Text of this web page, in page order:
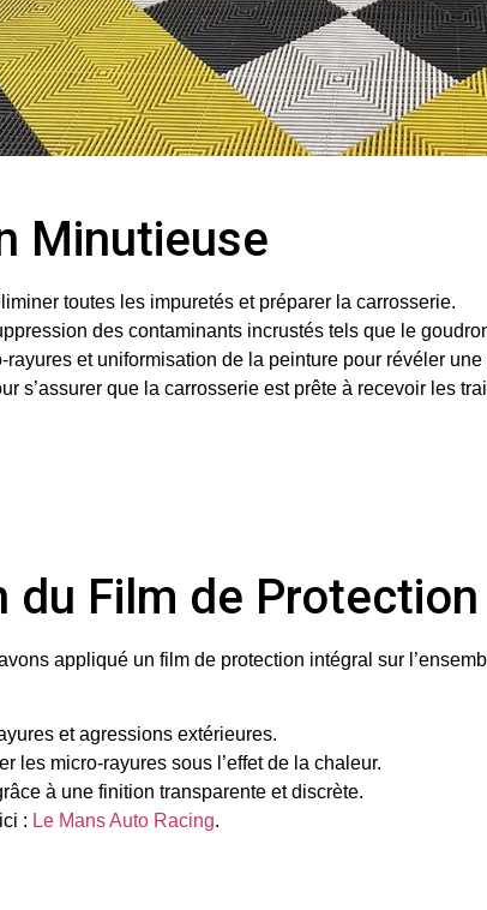
Minutieuse
toutes les impuretés et préparer la carrosserie.
des contaminants incrustés tels que le
rayures et uniformisation de la peinture pour révéler une
s’assurer que la carrosserie est prête à recevoir les
du Film de
appliqué un film de protection intégral sur
et agressions extérieures.
les micro-rayures sous l’effet de la chaleur.
à une finition transparente et discrète.
: Le Mans Auto Racing.